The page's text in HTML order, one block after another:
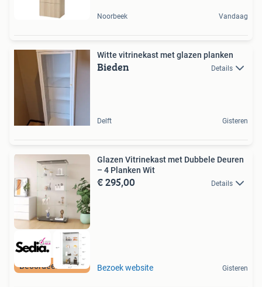
Noorbeek Vandaag
Witte vitrinekast met glazen planken
Bieden Details
Delft Gisteren
Beoordeeld met 9+
Glazen Vitrinekast met Dubbele Deuren
– 4 Planken Wit
€ 295,00 Details
Bezoek website Gisteren